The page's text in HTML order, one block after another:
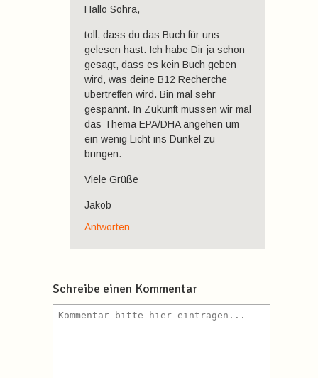
Hallo Sohra,
toll, dass du das Buch für uns
gelesen hast. Ich habe Dir ja schon
gesagt, dass es kein Buch geben
wird, was deine B12 Recherche
übertreffen wird. Bin mal sehr
gespannt. In Zukunft müssen wir mal
das Thema EPA/DHA angehen um
ein wenig Licht ins Dunkel zu
bringen.
Viele Grüße
Jakob
Antworten
Schreibe einen Kommentar